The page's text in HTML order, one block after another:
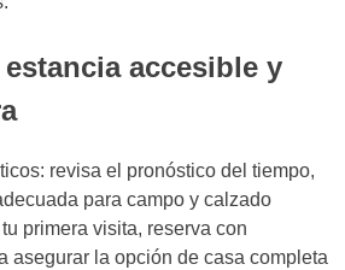
accesible y
revisa el pronóstico del tiempo,
para campo y calzado
primera visita, reserva con
asegurar la opción de casa completa